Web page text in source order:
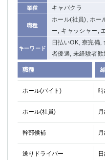
業種 キャバクラ
職種
ホール(社員), ホー
ー, キャッシャー,
キーワード
日払いOK, 寮完備,
者優遇, 未経験者
職種
ホール(バイト)
ホール(社員)
幹部候補
送りドライバー